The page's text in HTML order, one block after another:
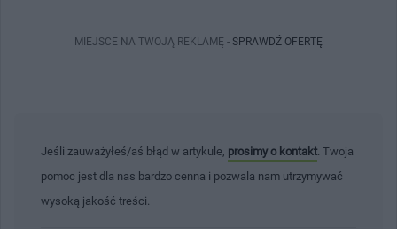
MIEJSCE NA TWOJĄ REKLAMĘ - SPRAWDŹ OFERTĘ
Jeśli zauważyłeś/aś błąd w artykule, prosimy o kontakt . Twoja
pomoc jest dla nas bardzo cenna i pozwala nam utrzymywać
wysoką jakość treści.